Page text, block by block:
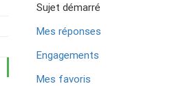
Sujet démarré
Mes réponses
Engagements
Mes favoris